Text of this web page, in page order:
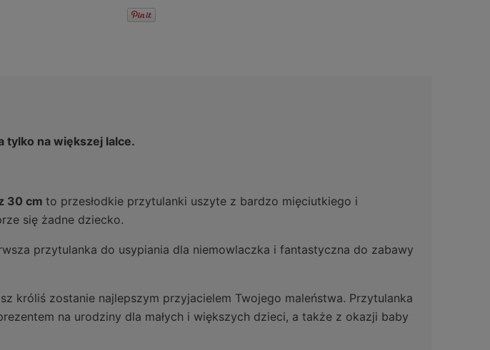
tylko na większej lalce.
30 cm to przesłodkie przytulanki uszyte z bardzo mięciutkiego i
się żadne dziecko.
przytulanka do usypiania dla niemowlaczka i fantastyczna do zabawy
króliś zostanie najlepszym przyjacielem Twojego maleństwa. Przytulanka
na urodziny dla małych i większych dzieci, a także z okazji baby